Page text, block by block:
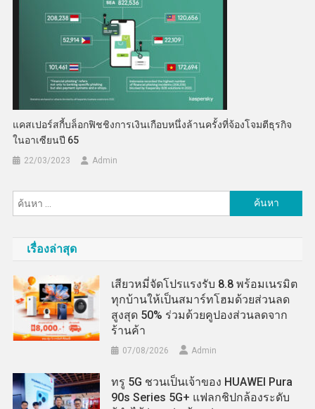
แคสเปอร์สกี้บล็อกฟิชชิงการเงินเกือบหนึ่งล้านครั้งที่จ้องโจมตีธุรกิจ
ในอาเซียนปี 65
22/03/2023 Admin
สำหรับ:
เรื่องล่าสุด
เสียวหมี่จัดโปรแรงรับ 8.8 พร้อมเนรมิต
ทุกบ้านให้เป็นสมาร์ทโฮมด้วยส่วนลด
สูงสุด 50% ร่วมด้วยคูปองส่วนลดจาก
ร้านค้า
07/08/2026 Admin
ทรู 5G ชวนเป็นเจ้าของ HUAWEI Pura
90s Series 5G+ แฟลกชิปกล้องระดับ